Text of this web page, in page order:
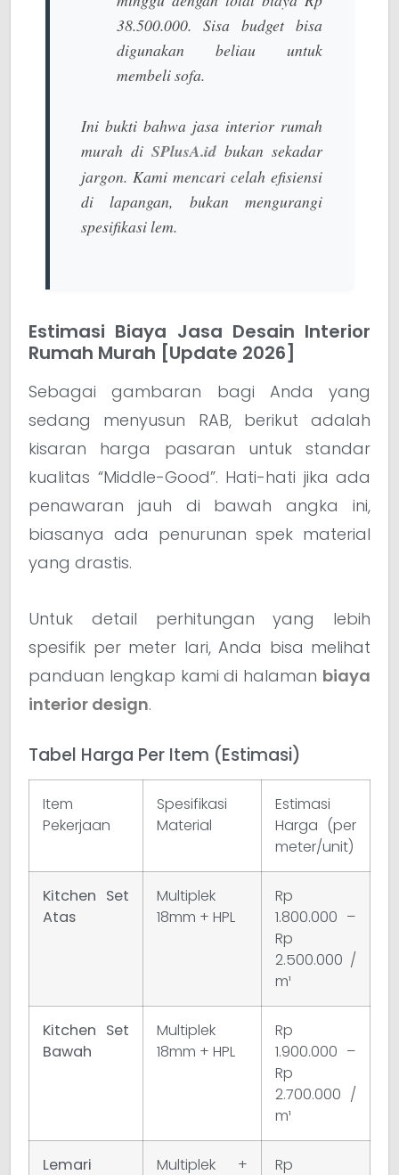
38.500.000. Sisa budget bisa
digunakan beliau untuk
membeli sofa.
Ini bukti bahwa jasa interior rumah
murah di SPlusA.id bukan sekadar
jargon. Kami mencari celah efisiensi
di lapangan, bukan mengurangi
spesifikasi lem.
Estimasi Biaya Jasa Desain Interior
Rumah Murah [Update 2026]
Sebagai gambaran bagi Anda yang
sedang menyusun RAB, berikut adalah
kisaran harga pasaran untuk standar
kualitas “Middle-Good”. Hati-hati jika ada
penawaran jauh di bawah angka ini,
biasanya ada penurunan spek material
yang drastis.
Untuk detail perhitungan yang lebih
spesifik per meter lari, Anda bisa melihat
panduan lengkap kami di halaman biaya
interior design.
Tabel Harga Per Item (Estimasi)
Item
Pekerjaan
Spesifikasi
Material
Estimasi
Harga (per
meter/unit)
Kitchen Set
Atas
Multiplek
18mm + HPL
Rp
1.800.000 –
Rp
2.500.000 /
m¹
Kitchen Set
Bawah
Multiplek
18mm + HPL
Rp
1.900.000 –
Rp
2.700.000 /
m¹
Lemari Multiplek + Rp